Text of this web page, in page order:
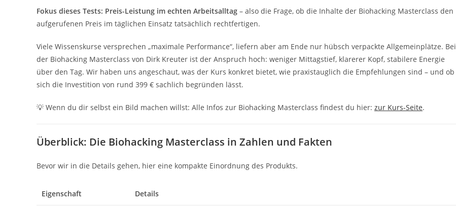
Fokus dieses Tests: Preis-Leistung im echten Arbeitsalltag – also die Frage, ob die Inhalte der Biohacking Masterclass den
aufgerufenen Preis im täglichen Einsatz tatsächlich rechtfertigen.
Viele Wissenskurse versprechen „maximale Performance“, liefern aber am Ende nur hübsch verpackte Allgemeinplätze. Bei
der Biohacking Masterclass von Dirk Kreuter ist der Anspruch hoch: weniger Mittagstief, klarerer Kopf, stabilere Energie
über den Tag. Wir haben uns angeschaut, was der Kurs konkret bietet, wie praxistauglich die Empfehlungen sind – und ob
sich die Investition von rund 399 € sachlich begründen lässt.
💡 Wenn du dir selbst ein Bild machen willst: Alle Infos zur Biohacking Masterclass findest du hier: zur Kurs-Seite.
Überblick: Die Biohacking Masterclass in Zahlen und Fakten
Bevor wir in die Details gehen, hier eine kompakte Einordnung des Produkts.
Eigenschaft Details